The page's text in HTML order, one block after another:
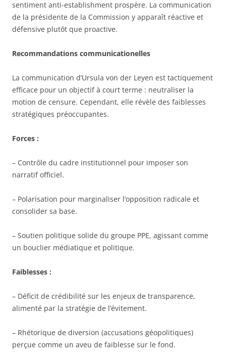
sentiment anti-establishment prospère. La communication
de la présidente de la Commission y apparaît réactive et
défensive plutôt que proactive.
Recommandations communicationelles
La communication d’Ursula von der Leyen est tactiquement
efficace pour un objectif à court terme : neutraliser la
motion de censure. Cependant, elle révèle des faiblesses
stratégiques préoccupantes.
Forces :
– Contrôle du cadre institutionnel pour imposer son
narratif officiel.
– Polarisation pour marginaliser l’opposition radicale et
consolider sa base.
– Soutien politique solide du groupe PPE, agissant comme
un bouclier médiatique et politique.
Faiblesses :
– Déficit de crédibilité sur les enjeux de transparence,
alimenté par la stratégie de l’évitement.
– Rhétorique de diversion (accusations géopolitiques)
perçue comme un aveu de faiblesse sur le fond.